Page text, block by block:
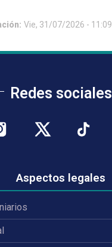
Vie, 31/07/2026 - 11:09
Redes sociales
Aspectos legales